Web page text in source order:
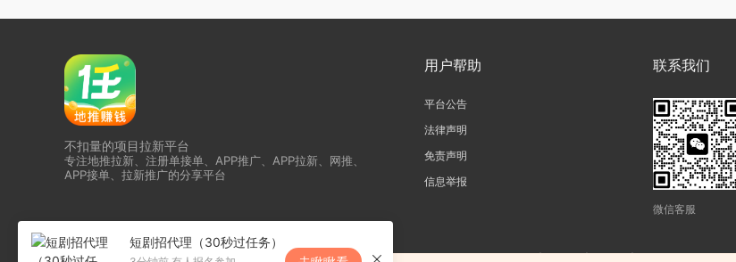
不扣量的项目拉新平台
专注地推拉新、注册单接单、APP推广、APP拉新、网推、
APP接单、拉新推广的分享平台
用户帮助
平台公告
法律声明
免责声明
信息举报
联系我们
微信客服
短剧招代理（30秒过任务）